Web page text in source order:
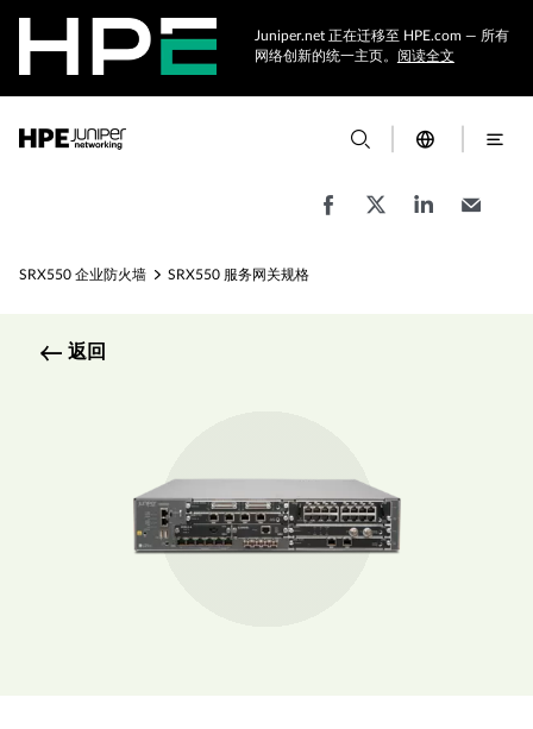
Juniper.net 正在迁移至 HPE.com — 所有
网络创新的统一主页。 阅读全文
SRX550 企业防火墙 SRX550 服务网关规格
返回